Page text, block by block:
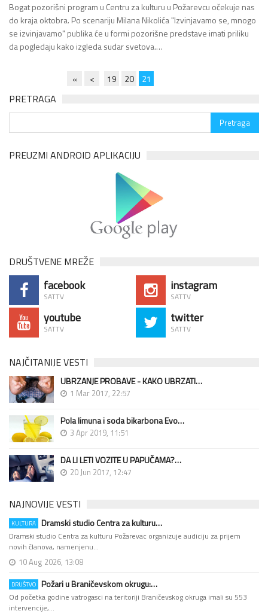
Bogat pozorišni program u Centru za kulturu u Požarevcu očekuje nas
do kraja oktobra. Po scenariju Milana Nikolića "Izvinjavamo se, mnogo
se izvinjavamo" publika će u formi pozorišne predstave imati priliku
da pogledaju kako izgleda sudar svetova.…
« < 19 20 21
PRETRAGA
PREUZMI ANDROID APLIKACIJU
DRUŠTVENE MREŽE
facebook
SATTV
instagram
SATTV
youtube
SATTV
twitter
SATTV
NAJČITANIJE VESTI
UBRZANJE PROBAVE - KAKO UBRZATI…
1 Mar 2017, 22:57
Pola limuna i soda bikarbona Evo…
3 Apr 2019, 11:51
DA LI LETI VOZITE U PAPUČAMA?…
20 Jun 2017, 12:47
NAJNOVIJE VESTI
KULTURA Dramski studio Centra za kulturu…
Dramski studio Centra za kulturu Požarevac organizuje audiciju za prijem
novih članova, namenjenu…
10 Aug 2026, 13:08
DRUŠTVO Požari u Braničevskom okrugu:…
Od početka godine vatrogasci na teritoriji Braničevskog okruga imali su 553
intervencije,…